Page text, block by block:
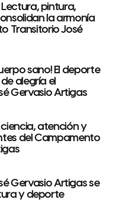
pintura,
la armonía
Transitorio José
sano! El deporte
alegría el
Gervasio Artigas
atención y
del Campamento
Gervasio Artigas se
y deporte